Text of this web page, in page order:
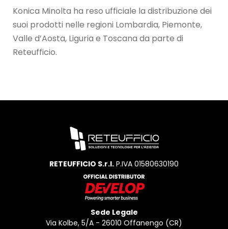
Konica Minolta ha reso ufficiale la distribuzione dei
suoi prodotti nelle regioni Lombardia, Piemonte,
Valle d’Aosta, Liguria e Toscana da parte di
Reteufficio.
RETEUFFICIO S.r.l. P.IVA 01580630190
Sede Legale
Via Kolbe, 5/A - 26010 Offanengo (CR)